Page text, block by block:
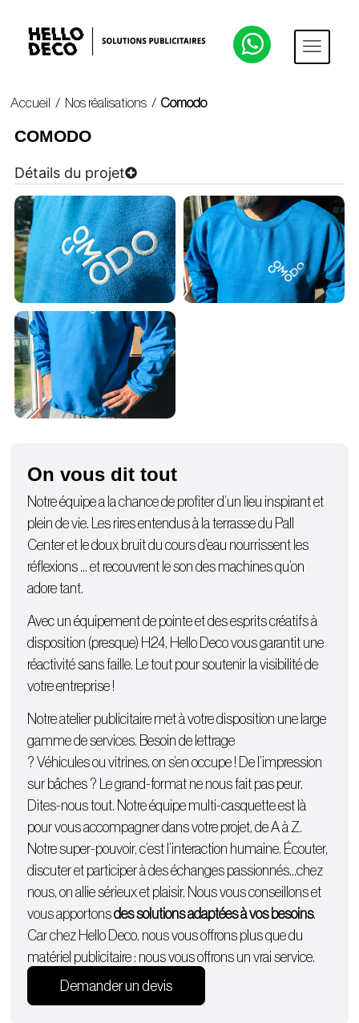
Accueil / Nos réalisations /Comodo
COMODO
Détails du projet
On vous dit tout
Notre équipe a la chance de profiter d’un lieu inspirant et
plein de vie. Les rires entendus à la terrasse du Pall
Center et le doux bruit du cours d’eau nourrissent les
réflexions … et recouvrent le son des machines qu’on
adore tant.
Avec un équipement de pointe et des esprits créatifs à
disposition (presque) H24, Hello Deco vous garantit une
réactivité sans faille. Le tout pour soutenir la visibilité de
votre entreprise !
Notre atelier publicitaire met à votre disposition une large
gamme de services. Besoin de lettrage
? Véhiculesouvitrines, on s’en occupe ! De l’impression
sur bâches ? Le grand-format ne nous fait pas peur.
Dites-nous tout. Notre équipe multi-casquette est là
pour vous accompagner dans votre projet, de A à Z.
Notre super-pouvoir, c’est l’interaction humaine. Écouter,
discuter et participer à des échanges passionnés…chez
nous, on allie sérieux et plaisir. Nous vous conseillons et
vous apportonsdes solutions adaptées à vos besoins.
Car chez Hello Deco, nous vous offrons plus que du
matériel publicitaire : nous vous offrons un vrai service.
Demander un devis